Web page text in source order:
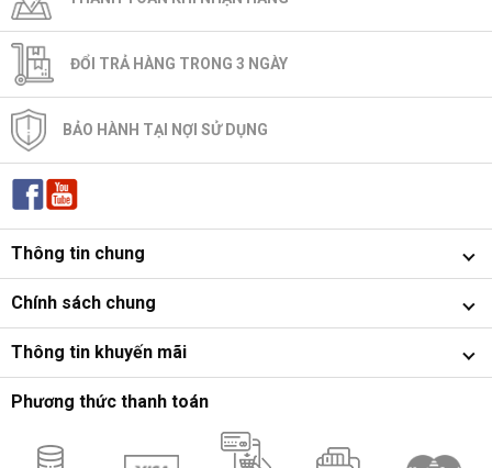
ĐỔI TRẢ HÀNG TRONG 3 NGÀY
BẢO HÀNH TẠI NỢI SỬ DỤNG
Thông tin chung
Chính sách chung
Thông tin khuyến mãi
Phương thức thanh toán